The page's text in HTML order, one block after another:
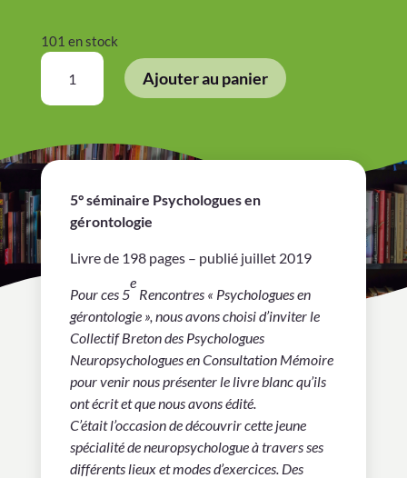
101 en stock
quantité
Complémentarités
Ajouter au panier
5° séminaire Psychologues en
gérontologie
Livre de 198 pages – publié juillet 2019
Pour ces 5
e
Rencontres « Psychologues en
gérontologie », nous avons choisi d’inviter le
Collectif Breton des Psychologues
Neuropsychologues en Consultation Mémoire
pour venir nous présenter le livre blanc qu’ils
ont écrit et que nous avons édité.
C’était l’occasion de découvrir cette jeune
spécialité de neuropsychologue à travers ses
différents lieux et modes d’exercices. Des